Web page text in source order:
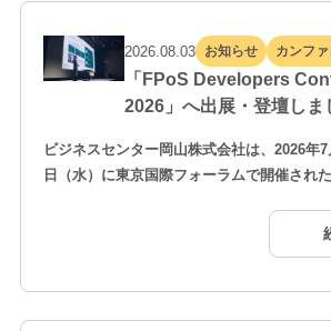
2026.08.03 お知らせ カンフ
「FPoS Developers
2026」へ出展・登壇しま
ビジネスセンター岡山株式会社は、2026年
日（水）に東京国際フォーラムで開催され
本カンファレンスは、日本通信株式会社が
Design」をテーマに、FPoSを活用したデ